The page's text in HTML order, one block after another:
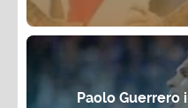
Paolo